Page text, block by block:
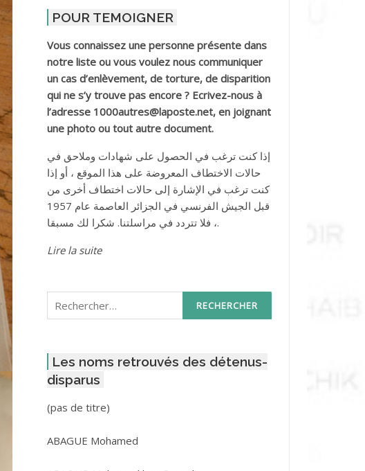
POUR TEMOIGNER
Vous connaissez une personne présente dans
notre liste ou vous voulez nous communiquer
un cas d’enlèvement, de torture, de disparition
qui ne s’y trouve pas encore ? Ecrivez-nous à
l’adresse 1000autres@laposte.net, en joignant
une photo ou tout autre document.
إذا كنت ترغب في الحصول على شهادات وملاحق في
حالات الاختطاف المعروضة على هذا الموقع ، أو إذا
كنت ترغب في الإشارة إلى حالات اختطاف أخرى من
قبل الجيش الفرنسي في الجزائر العاصمة عام 1957
، فلا تتردد في مراسلتنا. شكرا لك مسبقا.
Lire la suite
Rechercher :
Les noms retrouvés des détenus-
disparus
(pas de titre)Post
3416
ABAGUE Mohamed